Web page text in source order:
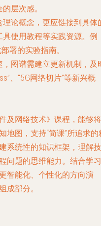
层次感。
理论概念，更应链接到具体
使用教程等实践资源。例
署的实验指南。
，图谱需建立更新机制，及
、“5G网络切片”等新兴概
及网络技术》课程，能够将
地图，支持“简课”所追求的
系统性的知识框架，理解技
问题的思维能力。结合学习
智能化、个性化的方向演
成部分。